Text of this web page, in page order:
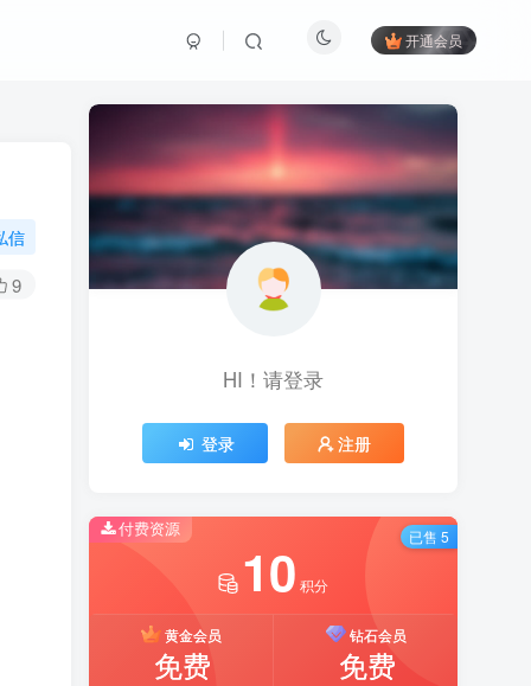
开通会员
信
9
HI！请登录
登录 注册
付费资源
10 积分
黄金会员
免费
钻石会员
免费
已售 5